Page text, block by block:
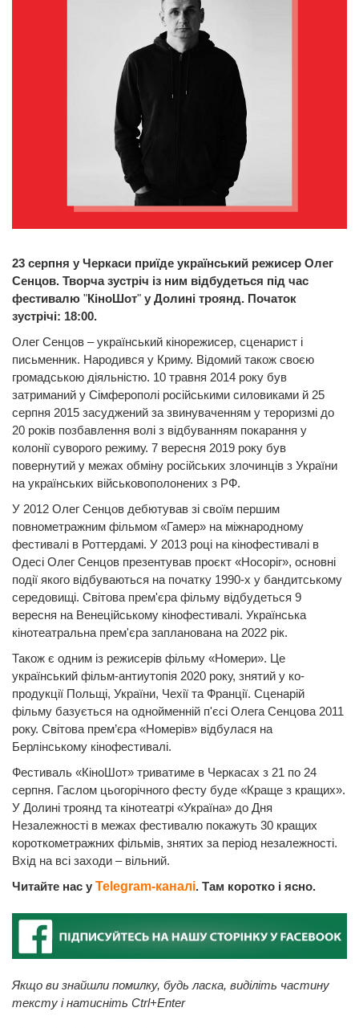
23 серпня у Черкаси приїде український режисер Олег
Сенцов. Творча зустріч із ним відбудеться під час
фестивалю "КіноШот" у Долині троянд. Початок
зустрічі: 18:00.
Олег Сенцов ‒ український кінорежисер, сценарист і
письменник. Народився у Криму. Відомий також своєю
громадською діяльністю. 10 травня 2014 року був
затриманий у Сімферополі російськими силовиками й 25
серпня 2015 засуджений за звинуваченням у тероризмі до
20 років позбавлення волі з відбуванням покарання у
колонії суворого режиму. 7 вересня 2019 року був
повернутий у межах обміну російських злочинців з України
на українських військовополонених з РФ.
У 2012 Олег Сенцов дебютував зі своїм першим
повнометражним фільмом «Гамер» на міжнародному
фестивалі в Роттердамі. У 2013 році на кінофестивалі в
Одесі Олег Сенцов презентував проєкт «Носоріг», основні
події якого відбуваються на початку 1990-х у бандитському
середовищі. Світова прем'єра фільму відбудеться 9
вересня на Венеційському кінофестивалі. Українська
кінотеатральна прем'єра запланована на 2022 рік.
Також є одним із режисерів фільму «Номери». Це
український фільм-антиутопія 2020 року, знятий у ко-
продукції Польщі, України, Чехії та Франції. Сценарій
фільму базується на однойменній п'єсі Олега Сенцова 2011
року. Світова прем’єра «Номерів» відбулася на
Берлінському кінофестивалі.
Фестиваль «КіноШот» триватиме в Черкасах з 21 по 24
серпня. Гаслом цьогорічного фесту буде «Краще з кращих».
У Долині троянд та кінотеатрі «Україна» до Дня
Незалежності в межах фестивалю покажуть 30 кращих
короткометражних фільмів, знятих за період незалежності.
Вхід на всі заходи ‒ вільний.
Читайте нас у Telegram-каналі. Там коротко і ясно.
Якщо ви знайшли помилку, будь ласка, виділіть частину
тексту і натисніть Ctrl+Enter